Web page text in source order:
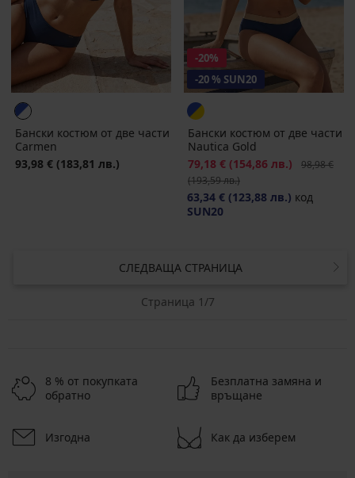
Бански костюм от две части
Carmen
93,98 € (183,81 лв.)
-20%
-20 % SUN20
Бански костюм от две части
Nautica Gold
Намаление
79,18 € (154,86 лв.)
98,98 €
(193,59 лв.)
63,34 € (123,88 лв.) код
SUN20
СЛЕДВАЩА СТРАНИЦА
Страница 1/7
8 % от покупката
обратно
Безплатна замяна и
връщане
Изгодна Как да изберем